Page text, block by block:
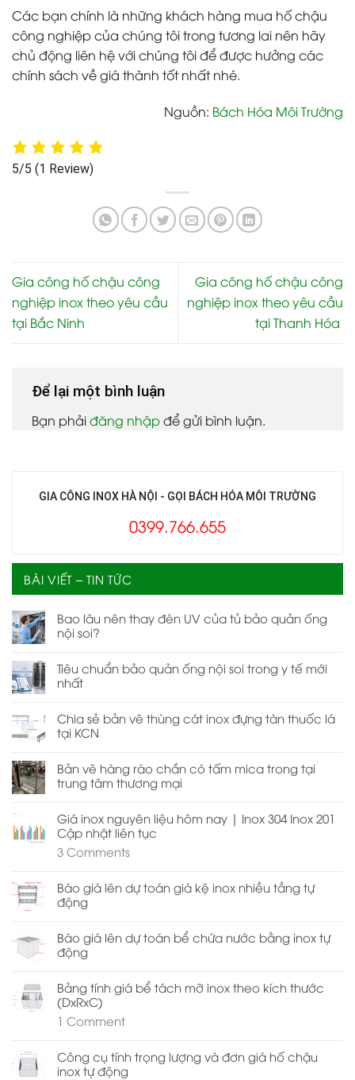
GIA CÔNG INOX HÀ NỘI - GỌI BÁCH HÓA MÔI TRƯỜNG
0399.766.655
BÀI VIẾT – TIN TỨC
Bao lâu nên thay đèn UV của tủ bảo quản ống
nội soi?
Tiêu chuẩn bảo quản ống nội soi trong y tế mới
nhất
Chia sẻ bản vẽ thùng cát inox đựng tàn thuốc lá
tại KCN
Bản vẽ hàng rào chắn có tấm mica trong tại
trung tâm thương mại
Giá inox nguyên liệu hôm nay | Inox 304 Inox 201
Cập nhật liên tục
3 Comments
Báo giá lên dự toán giá kệ inox nhiều tầng tự
động
Báo giá lên dự toán bể chứa nước bằng inox tự
động
Bảng tính giá bể tách mỡ inox theo kích thước
(DxRxC)
1 Comment
Công cụ tính trọng lượng và đơn giá hố chậu
inox tự động
Các bạn chính là những khách hàng mua hố chậu
công nghiệp của chúng tôi trong tương lai nên hãy
chủ động liên hệ với chúng tôi để được hưởng các
chính sách về giá thành tốt nhất nhé.
Nguồn: Bách Hóa Môi Trường
5/5 (1 Review)
Gia công hố chậu công
nghiệp inox theo yêu cầu
tại Bắc Ninh
Gia công hố chậu công
nghiệp inox theo yêu cầu
tại Thanh Hóa
Để lại một bình luận
Bạn phảiđăng nhậpđể gửi bình luận.